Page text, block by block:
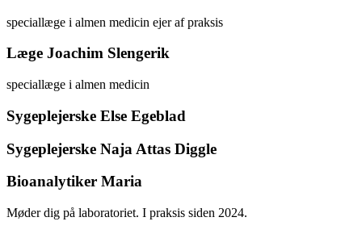
speciallæge i almen medicin ejer af praksis
Læge Joachim Slengerik
speciallæge i almen medicin
Sygeplejerske Else Egeblad
Sygeplejerske Naja Attas Diggle
Bioanalytiker Maria
Møder dig på laboratoriet. I praksis siden 2024.